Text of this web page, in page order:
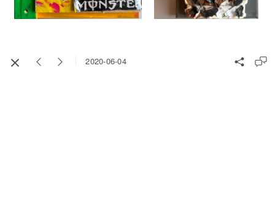
2020-06-04